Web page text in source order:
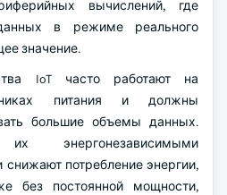
вычислений, где
в режиме реального
значение.
IoT часто работают на
питания и должны
большие объемы данных.
энергонезависимыми
потребление энергии,
без постоянной мощности,